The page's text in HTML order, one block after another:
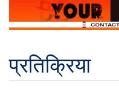
प्रतिक्रिया